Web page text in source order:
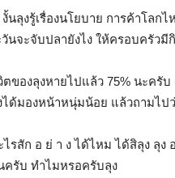
ลุงรู้เรื่องนโยบาย การค้าโลกไ
นจะจับปลายังไง ให้ครอบครัวมี
ของลุงหายไปแล้ว 75% นะครั
ได้มองหน้าหนุ่มน้อย แล้วถามไป
สัก อ ย่ า ง ได้ไหม ได้สิลุง ลุง
ครับ ทำไมหรอครับลุง